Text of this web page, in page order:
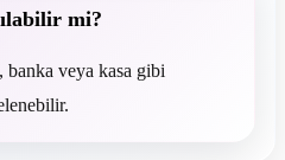
mi?
banka veya kasa gibi